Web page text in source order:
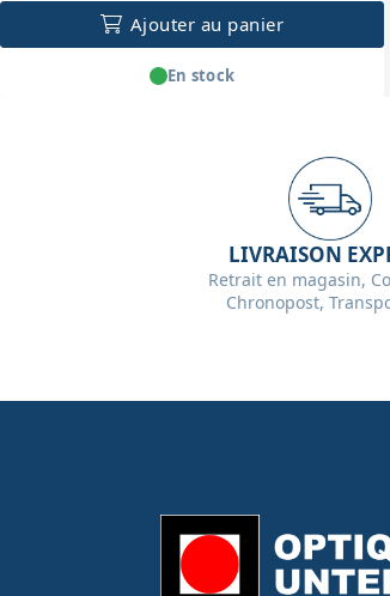
Ajouter au panier
En stock
LIVRAISON
Retrait en magasin,
Chronopost,